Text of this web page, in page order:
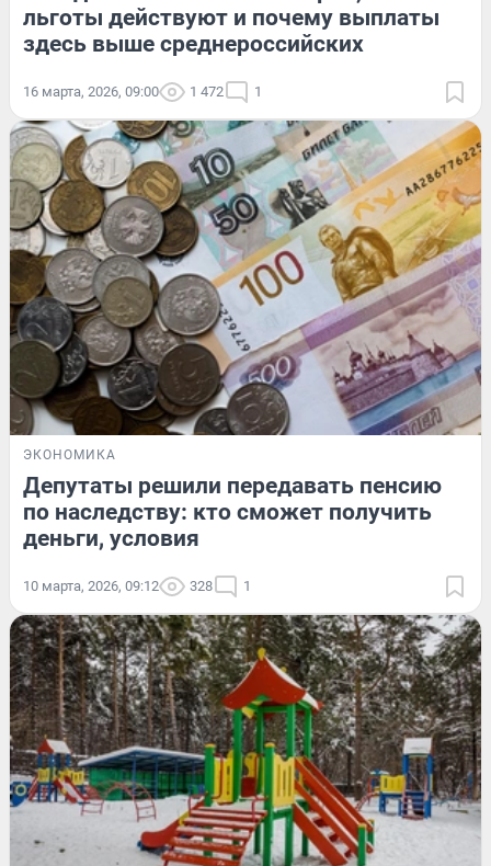
льготы действуют и почему выплаты
здесь выше среднероссийских
16 марта, 2026, 09:00 1 472 1
ЭКОНОМИКА
Депутаты решили передавать пенсию
по наследству: кто сможет получить
деньги, условия
10 марта, 2026, 09:12 328 1